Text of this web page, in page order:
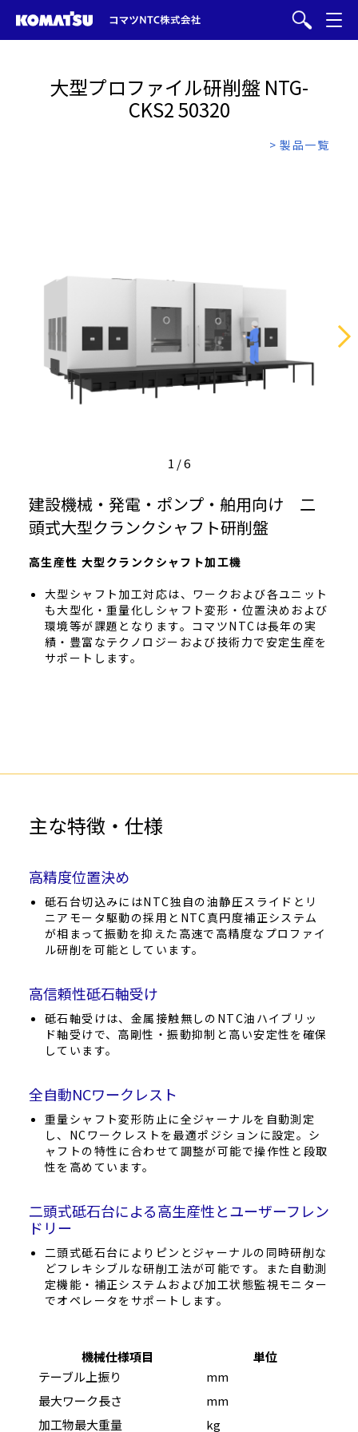
大型プロファイル研削盤 NTG-
CKS2 50320
> 製品一覧
1 /6
建設機械・発電・ポンプ・舶用向け 二
頭式大型クランクシャフト研削盤
高生産性 大型クランクシャフト加工機
大型シャフト加工対応は、ワークおよび各ユニット
も大型化・重量化しシャフト変形・位置決めおよび
環境等が課題となります。コマツNTCは長年の実
績・豊富なテクノロジーおよび技術力で安定生産を
サポートします。
主な特徴・仕様
高精度位置決め
砥石台切込みにはNTC独自の油静圧スライドとリ
ニアモータ駆動の採用とNTC真円度補正システム
が相まって振動を抑えた高速で高精度なプロファイ
ル研削を可能としています。
高信頼性砥石軸受け
砥石軸受けは、金属接触無しのNTC油ハイブリッ
ド軸受けで、高剛性・振動抑制と高い安定性を確保
しています。
全自動NCワークレスト
重量シャフト変形防止に全ジャーナルを自動測定
し、NCワークレストを最適ポジションに設定。シ
ャフトの特性に合わせて調整が可能で操作性と段取
性を高めています。
二頭式砥石台による高生産性とユーザーフレン
ドリー
二頭式砥石台によりピンとジャーナルの同時研削な
どフレキシブルな研削工法が可能です。また自動測
定機能・補正システムおよび加工状態監視モニター
でオペレータをサポートします。
機械仕様項目
単位
テーブル上振り
mm
最大ワーク長さ
mm
加工物最大重量
kg